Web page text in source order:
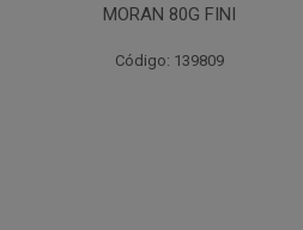
MORAN 80G FINI
Código: 139809